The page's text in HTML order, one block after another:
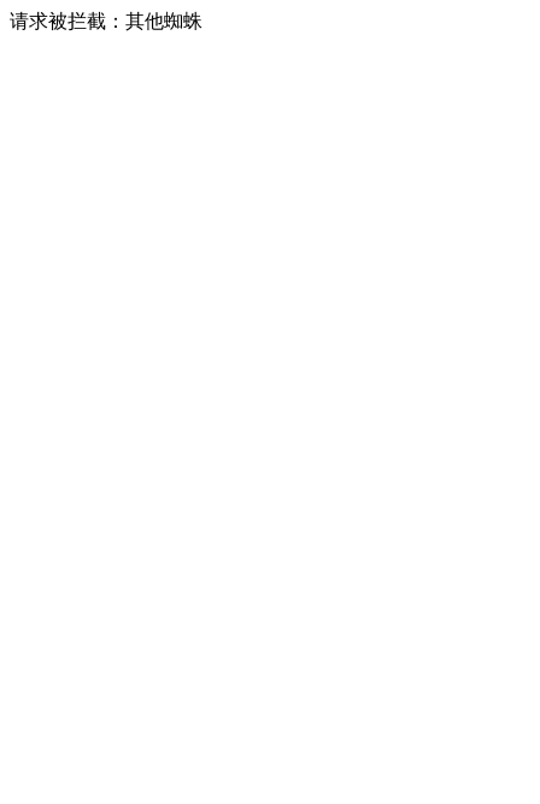
请求被拦截：其他蜘蛛